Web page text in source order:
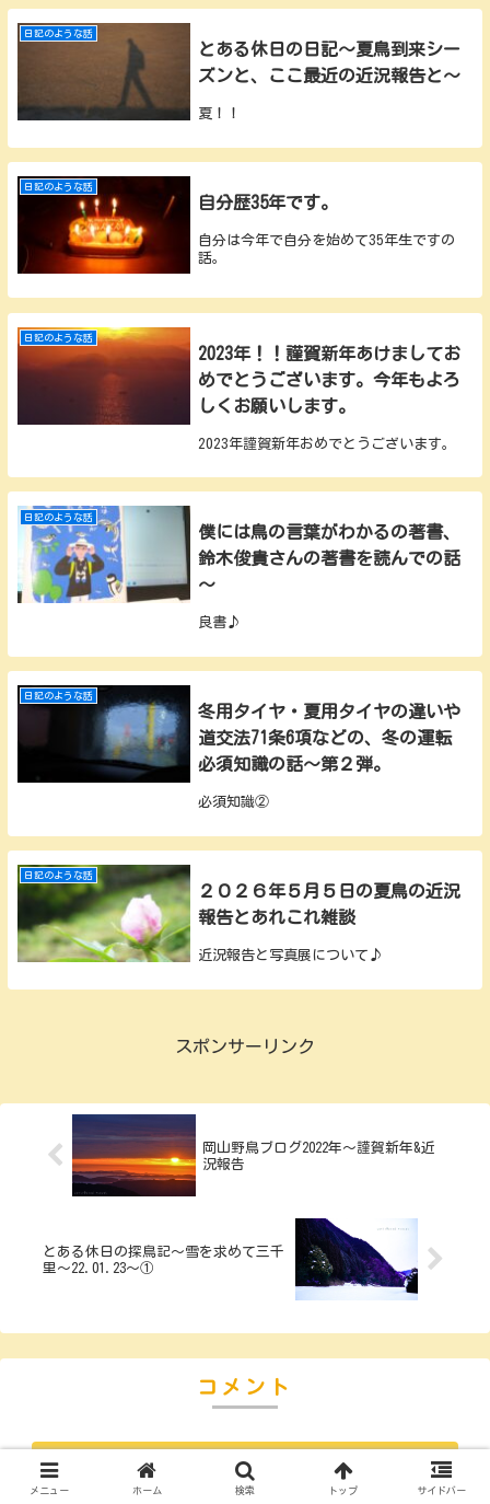
日記のような話
とある休日の日記～夏鳥到来シー
ズンと、ここ最近の近況報告と～
夏！！
日記のような話
自分歴35年です。
自分は今年で自分を始めて35年生ですの
話。
日記のような話
2023年！！謹賀新年あけましてお
めでとうございます。今年もよろ
しくお願いします。
2023年謹賀新年おめでとうございます。
日記のような話
僕には鳥の言葉がわかるの著書、
鈴木俊貴さんの著書を読んでの話
～
良書♪
日記のような話
冬用タイヤ・夏用タイヤの違いや
道交法71条6項などの、冬の運転
必須知識の話～第２弾。
必須知識②
日記のような話
２０２６年５月５日の夏鳥の近況
報告とあれこれ雑談
近況報告と写真展について♪
スポンサーリンク
岡山野鳥ブログ2022年～謹賀新年&近
況報告
とある休日の探鳥記～雪を求めて三千
里～22.01.23～①
コメント
コメントを書き込む
メニュー ホーム 検索 トップ サイドバー